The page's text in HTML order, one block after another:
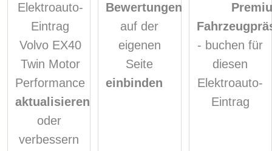
Elektroauto-
Eintrag
Volvo EX40
Twin Motor
Performance
aktualisieren
oder
verbessern
Bewertungen
auf der
eigenen
Seite
einbinden
- buchen für
diesen
Elektroauto-
Eintrag